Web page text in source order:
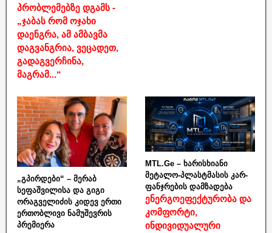
პრობლემებზე დგამს -
„ჯაბას რომ ოჯახი
დაენგრა, ამ ამბავმა
დაგვანგრია, ვეცადეთ,
გადაგვერჩინა,
მაგრამ...“
„გპირდები“ – მერაბ
სეფაშვილისა და გიგი
ორაგველიძის კიდევ ერთი
ერთობლივი ნამუშევრის
პრემიერა
MTL.Ge – ხარისხიანი
მეტალო-პლასტმასის კარ-
ფანჯრების დამზადება
ენერგოეფექტურობა და
კომფორტი,
ინდივიდუალური